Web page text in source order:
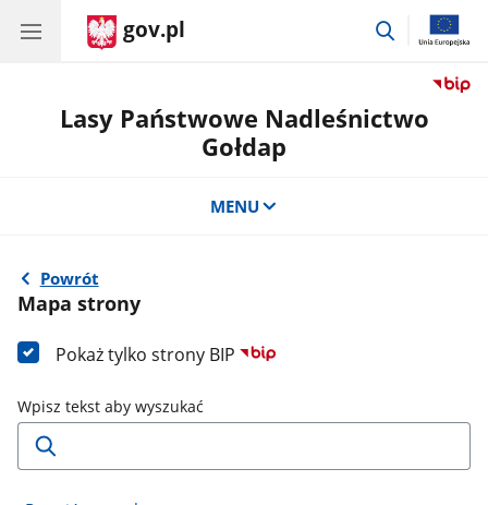
gov.pl
przejdź
Lasy Państwowe Nadleśnictwo
Gołdap
MENU
Powrót
Mapa strony
Pokaż tylko strony BIP
Wpisz tekst aby wyszukać